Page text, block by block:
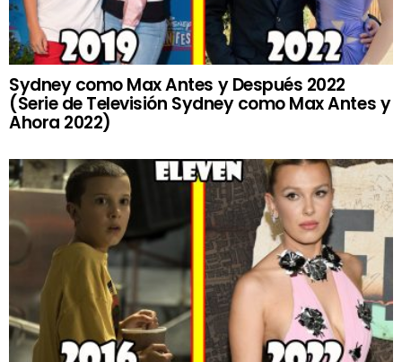
Sydney como Max Antes y Después 2022
(Serie de Televisión Sydney como Max Antes y
Ahora 2022)